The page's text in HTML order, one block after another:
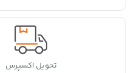
تحویل اکسپرس